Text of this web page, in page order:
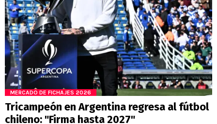
MERCADO DE FICHAJES 2026
Tricampeón en Argentina regresa al fútbol
chileno: "Firma hasta 2027"